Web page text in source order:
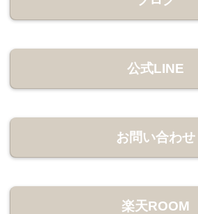
公式LINE
お問い合わせ
楽天ROOM